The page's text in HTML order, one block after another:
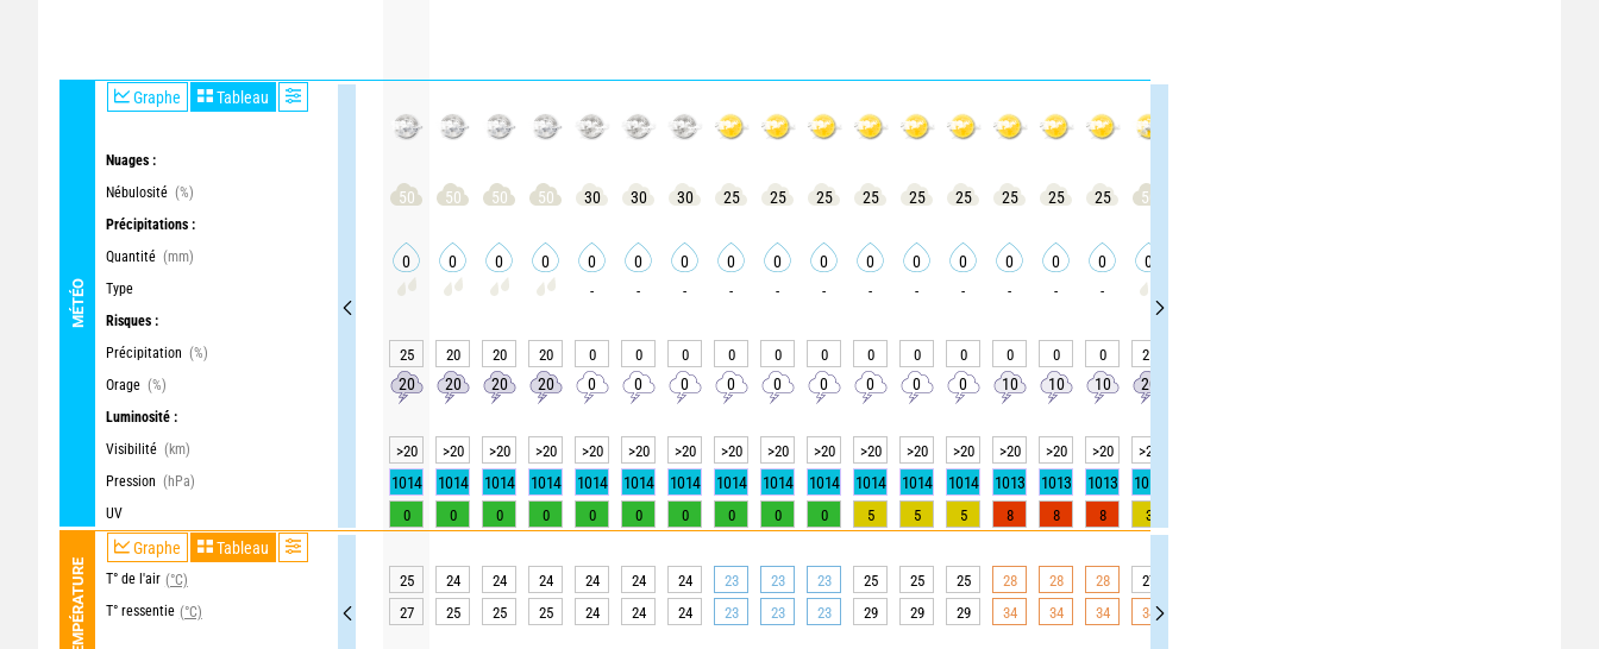
MÉTÉO
Graphe Tableau
Nuages :
Nébulosité (%)
Précipitations :
Quantité (mm)
Type
Risques :
Précipitation (%)
Orage (%)
Luminosité :
Visibilité (km)
Pression (hPa)
UV
TEMPÉRATURE
Graphe Tableau
T° de l'air (°C)
T° ressentie (°C)
50 50 50 50 30 30 30 25 25 25 25 25 25 25 25 25 50
0 0 0 0 0 0 0 0 0 0 0 0 0 0 0 0 0
- - - - - - - - - - - -
25 20 20 20 0 0 0 0 0 0 0 0 0 0 0 0 25
20 20 20 20 0 0 0 0 0 0 0 0 0 10 10 10 20
>20 >20 >20 >20 >20 >20 >20 >20 >20 >20 >20 >20 >20 >20 >20 >20 >20
1014 1014 1014 1014 1014 1014 1014 1014 1014 1014 1014 1014 1014 1013 1013 1013 1013
0 0 0 0 0 0 0 0 0 0 5 5 5 8 8 8 3
25 24 24 24 24 24 24 23 23 23 25 25 25 28 28 28 27
27
25 25 25 24 24 24 23 23 23 29 29 29 34 34 34 34